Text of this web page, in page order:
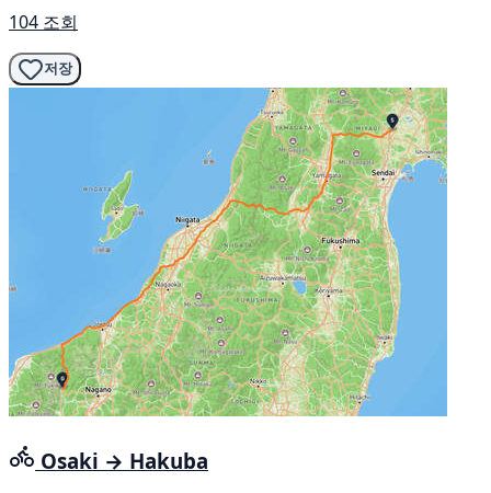
104 조회
저장
Osaki → Hakuba